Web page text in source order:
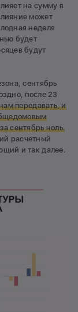
на сумму в
может
неделя
будет
будут
сентябрь
после 23
передавать, и
сентябрь ноль.
расчетный
и так далее.